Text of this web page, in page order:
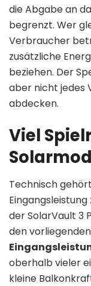
die Abgabe an
begrenzt. Wer
Verbraucher
zusätzliche
beziehen. Der
aber nicht jedes
abdecken.
Viel
Technisch
der SolarVault 3
den
oberhalb vieler
kleine